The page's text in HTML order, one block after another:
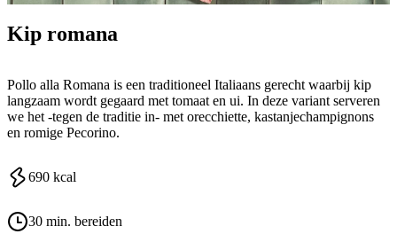
Kip romana
Pollo alla Romana is een traditioneel Italiaans gerecht waarbij kip
langzaam wordt gegaard met tomaat en ui. In deze variant serveren
we het -tegen de traditie in- met orecchiette, kastanjechampignons
en romige Pecorino.
690 kcal
30 min. bereiden